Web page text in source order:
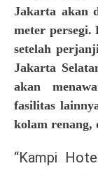
Jakarta akan
meter persegi.
setelah
Jakarta
akan
fasilitas
kolam renang,
“Kampi